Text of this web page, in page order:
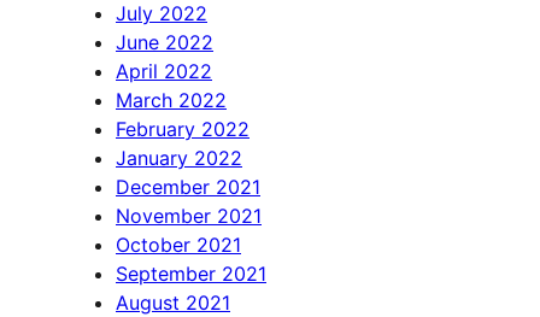
July 2022
June 2022
April 2022
March 2022
February 2022
January 2022
December 2021
November 2021
October 2021
September 2021
August 2021